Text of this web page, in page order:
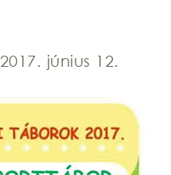
2017. június 12.